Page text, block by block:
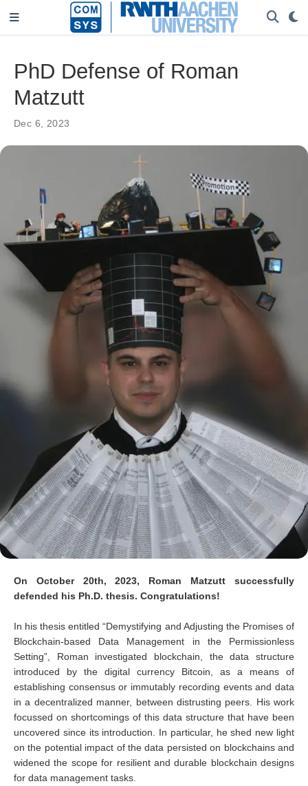
PhD Defense of Roman
Matzutt
Dec 6, 2023
On October 20th, 2023, Roman Matzutt successfully
defended his Ph.D. thesis. Congratulations!
In his thesis entitled “Demystifying and Adjusting the Promises of
Blockchain-based Data Management in the Permissionless
Setting”, Roman investigated blockchain, the data structure
introduced by the digital currency Bitcoin, as a means of
establishing consensus or immutably recording events and data
in a decentralized manner, between distrusting peers. His work
focussed on shortcomings of this data structure that have been
uncovered since its introduction. In particular, he shed new light
on the potential impact of the data persisted on blockchains and
widened the scope for resilient and durable blockchain designs
for data management tasks.